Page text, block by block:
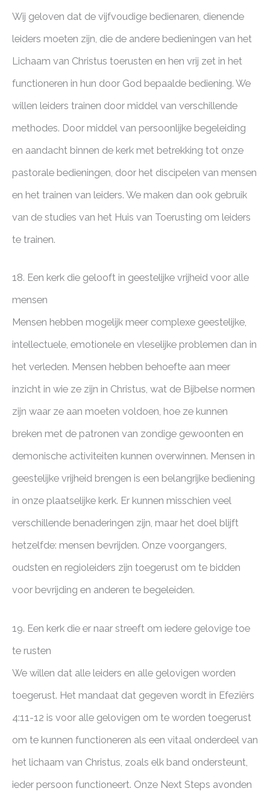
Wij geloven dat de vijfvoudige bedienaren, dienende
leiders moeten zijn, die de andere bedieningen van het
Lichaam van Christus toerusten en hen vrij zet in het
functioneren in hun door God bepaalde bediening. We
willen leiders trainen door middel van verschillende
methodes. Door middel van persoonlijke begeleiding
en aandacht binnen de kerk met betrekking tot onze
pastorale bedieningen, door het discipelen van mensen
en het trainen van leiders. We maken dan ook gebruik
van de studies van het Huis van Toerusting om leiders
te trainen.
18. Een kerk die gelooft in geestelijke vrijheid voor alle
mensen
Mensen hebben mogelijk meer complexe geestelijke,
intellectuele, emotionele en vleselijke problemen dan in
het verleden. Mensen hebben behoefte aan meer
inzicht in wie ze zijn in Christus, wat de Bijbelse normen
zijn waar ze aan moeten voldoen, hoe ze kunnen
breken met de patronen van zondige gewoonten en
demonische activiteiten kunnen overwinnen. Mensen in
geestelijke vrijheid brengen is een belangrijke bediening
in onze plaatselijke kerk. Er kunnen misschien veel
verschillende benaderingen zijn, maar het doel blijft
hetzelfde: mensen bevrijden. Onze voorgangers,
oudsten en regioleiders zijn toegerust om te bidden
voor bevrijding en anderen te begeleiden.
19. Een kerk die er naar streeft om iedere gelovige toe
te rusten
We willen dat alle leiders en alle gelovigen worden
toegerust. Het mandaat dat gegeven wordt in Efeziërs
4:11-12 is voor alle gelovigen om te worden toegerust
om te kunnen functioneren als een vitaal onderdeel van
het lichaam van Christus, zoals elk band ondersteunt,
ieder persoon functioneert. Onze Next Steps avonden